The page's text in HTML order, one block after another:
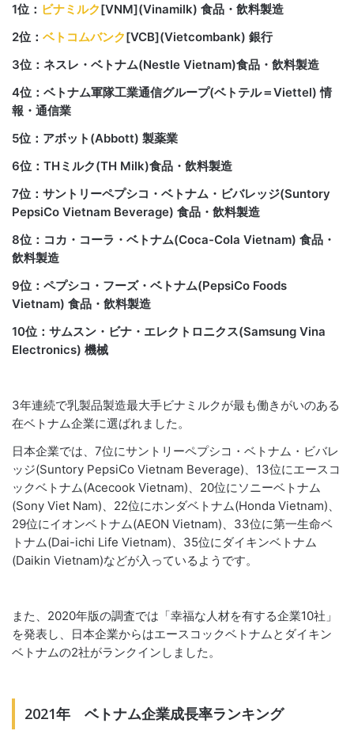
1位： ビナミルク[VNM](Vinamilk) 食品・飲料製造
2位： ベトコムバンク[VCB](Vietcombank) 銀行
3位：ネスレ・ベトナム(Nestle Vietnam)食品・飲料製造
4位：ベトナム軍隊工業通信グループ(ベトテル＝Viettel) 情
報・通信業
5位：アボット(Abbott) 製薬業
6位：THミルク(TH Milk)食品・飲料製造
7位：サントリーペプシコ・ベトナム・ビバレッジ(Suntory
PepsiCo Vietnam Beverage) 食品・飲料製造
8位：コカ・コーラ・ベトナム(Coca-Cola Vietnam) 食品・
飲料製造
9位：ペプシコ・フーズ・ベトナム(PepsiCo Foods
Vietnam) 食品・飲料製造
10位：サムスン・ビナ・エレクトロニクス(Samsung Vina
Electronics) 機械
3年連続で乳製品製造最大手ビナミルクが最も働きがいのある
在ベトナム企業に選ばれました。
日本企業では、7位にサントリーペプシコ・ベトナム・ビバレ
ッジ(Suntory PepsiCo Vietnam Beverage)、13位にエースコ
ックベトナム(Acecook Vietnam)、20位にソニーベトナム
(Sony Viet Nam)、22位にホンダベトナム(Honda Vietnam)、
29位にイオンベトナム(AEON Vietnam)、33位に第一生命ベ
トナム(Dai-ichi Life Vietnam)、35位にダイキンベトナム
(Daikin Vietnam)などが入っているようです。
また、2020年版の調査では「幸福な人材を有する企業10社」
を発表し、日本企業からはエースコックベトナムとダイキン
ベトナムの2社がランクインしました。
2021年 ベトナム企業成長率ランキング